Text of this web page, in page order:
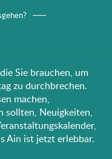
Sie brauchen, um
zu durchbrechen.
machen,
sollten, Neuigkeiten,
Ain ist jetzt erlebbar.